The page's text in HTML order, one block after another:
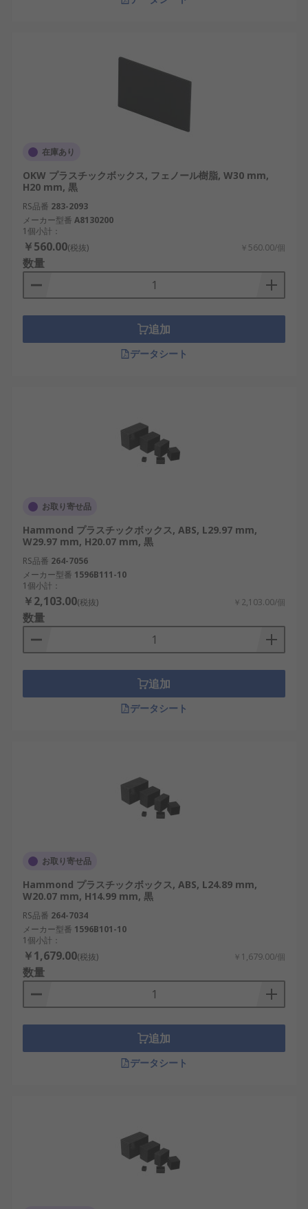
在庫あり
OKW プラスチックボックス, フェノール樹脂, W30 mm,
H20 mm, 黒
RS品番 283-2093
メーカー型番 A8130200
1個小計：
￥560.00(税抜) ￥560.00/個
数量
追加
データシート
お取り寄せ品
Hammond プラスチックボックス, ABS, L29.97 mm,
W29.97 mm, H20.07 mm, 黒
RS品番 264-7056
メーカー型番 1596B111-10
1個小計：
￥2,103.00(税抜) ￥2,103.00/個
数量
追加
データシート
お取り寄せ品
Hammond プラスチックボックス, ABS, L24.89 mm,
W20.07 mm, H14.99 mm, 黒
RS品番 264-7034
メーカー型番 1596B101-10
1個小計：
￥1,679.00(税抜) ￥1,679.00/個
数量
追加
データシート